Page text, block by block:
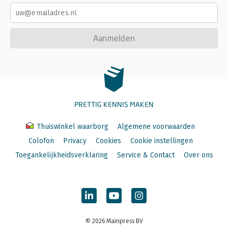
Aanmelden
PRETTIG KENNIS MAKEN
Thuiswinkel waarborg
Algemene voorwaarden
Colofon
Privacy Cookies
Cookie instellingen
Toegankelijkheidsverklaring
Service & Contact Over ons
© 2026 Mainpress BV